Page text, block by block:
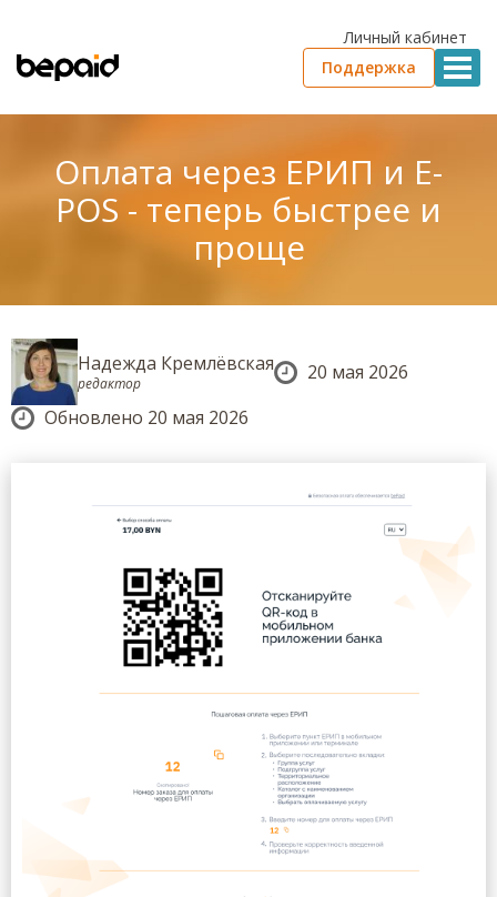
Поддержка
Личный кабинет
Оплата через ЕРИП и E-
POS - теперь быстрее и
проще
Надежда Кремлёвская
редактор
20 мая 2026
Обновлено 20 мая 2026